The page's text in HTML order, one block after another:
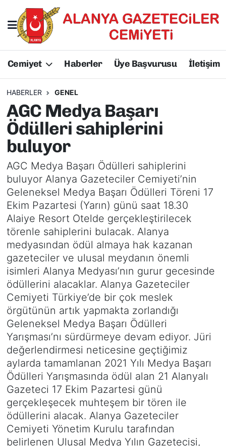
Cemiyet Haberler Üye Başvurusu İletişim
HABERLER GENEL
AGC Medya Başarı
Ödülleri sahiplerini
buluyor
AGC Medya Başarı Ödülleri sahiplerini
buluyor Alanya Gazeteciler Cemiyeti’nin
Geleneksel Medya Başarı Ödülleri Töreni 17
Ekim Pazartesi (Yarın) günü saat 18.30
Alaiye Resort Otelde gerçekleştirilecek
törenle sahiplerini bulacak. Alanya
medyasından ödül almaya hak kazanan
gazeteciler ve ulusal meydanın önemli
isimleri Alanya Medyası’nın gurur gecesinde
ödüllerini alacaklar. Alanya Gazeteciler
Cemiyeti Türkiye’de bir çok meslek
örgütünün artık yapmakta zorlandığı
Geleneksel Medya Başarı Ödülleri
Yarışması’nı sürdürmeye devam ediyor. Jüri
değerlendirmesi neticesine geçtiğimiz
aylarda tamamlanan 2021 Yılı Medya Başarı
Ödülleri Yarışmasında ödül alan 21 Alanyalı
Gazeteci 17 Ekim Pazartesi günü
gerçekleşecek muhteşem bir tören ile
ödüllerini alacak. Alanya Gazeteciler
Cemiyeti Yönetim Kurulu tarafından
belirlenen Ulusal Medya Yılın Gazetecisi,
Hakkımızda
Başkanlarımız
Yönetim Kurulu
Üyelerimiz
Tüzüğümüz
Üye Başvurusu
Başkan Hakkında
AGC Hakkında
Yönetim Kurulu
Üyelerimiz
Başkanlarımız
Tüzüğümüz